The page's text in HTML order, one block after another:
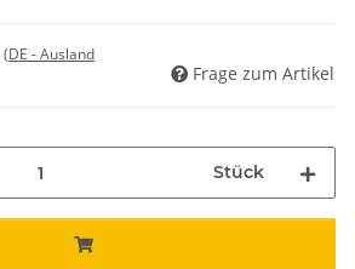
(DE - Ausland
Frage zum Artikel
Stück